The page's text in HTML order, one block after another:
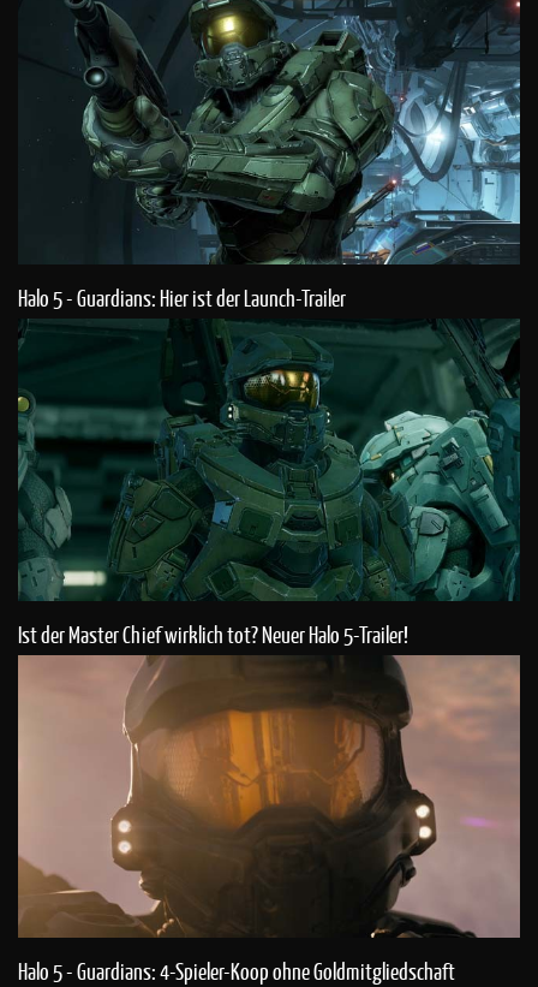
Halo 5 - Guardians: Hier ist der Launch-Trailer
Ist der Master Chief wirklich tot? Neuer Halo 5-Trailer!
Halo 5 - Guardians: 4-Spieler-Koop ohne Goldmitgliedschaft